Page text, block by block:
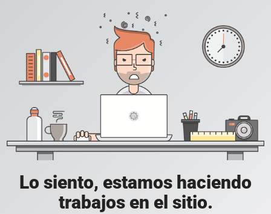
Lo siento, estamos haciendo
trabajos en el sitio.